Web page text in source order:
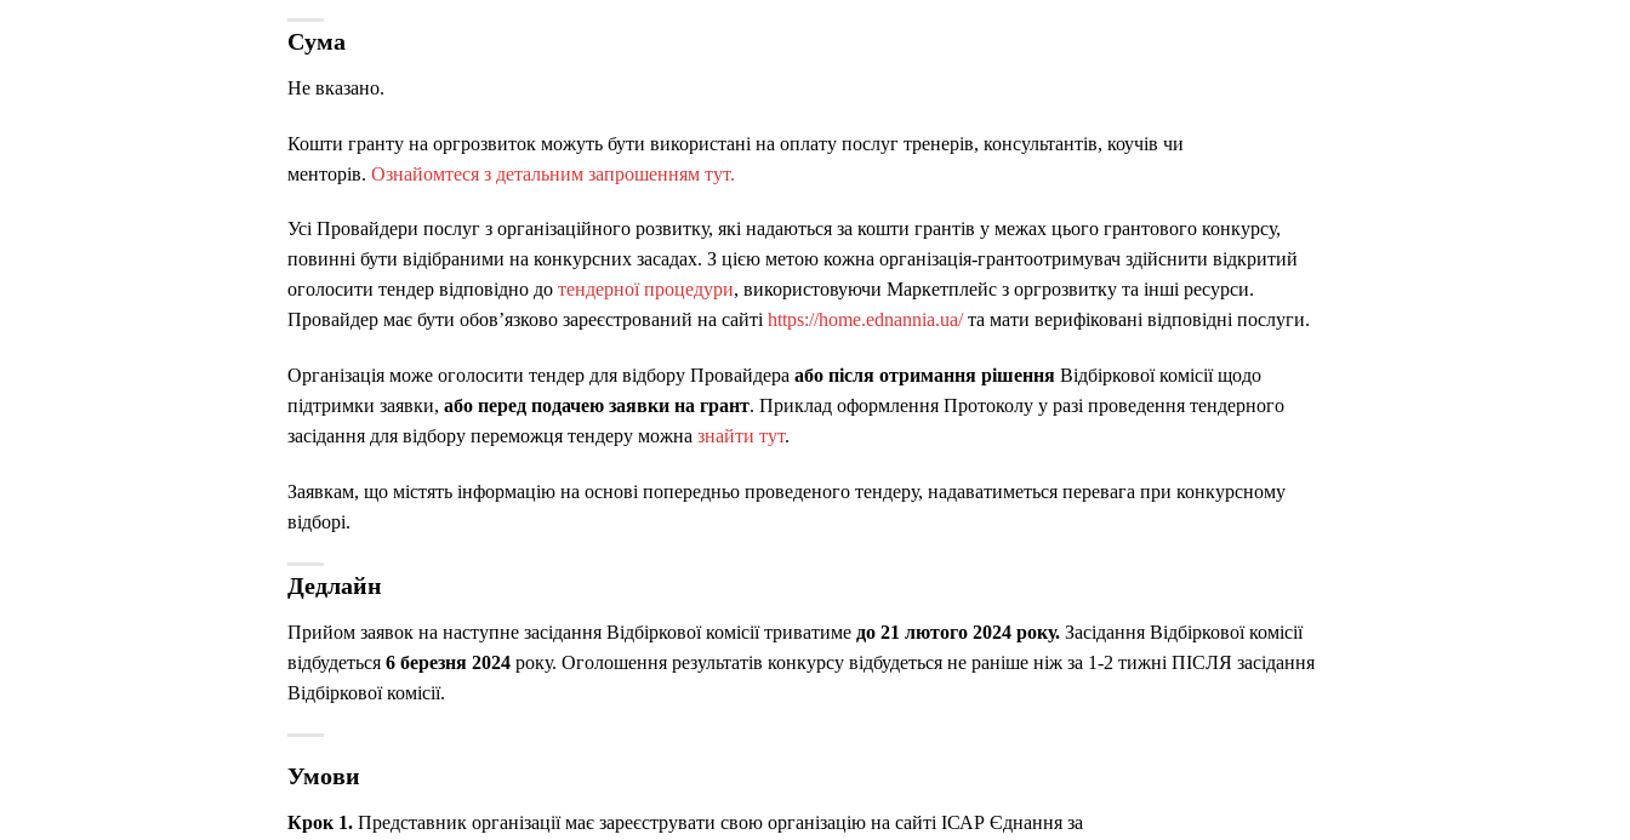
Сума
Не вказано.
Кошти гранту на оргрозвиток можуть бути використані на оплату послуг тренерів, консультантів, коучів чи
менторів. Ознайомтеся з детальним запрошенням тут.
Усі Провайдери послуг з організаційного розвитку, які надаються за кошти грантів у межах цього грантового конкурсу,
повинні бути відібраними на конкурсних засадах. З цією метою кожна організація-грантоотримувач здійснити відкритий
оголосити тендер відповідно до тендерної процедури, використовуючи Маркетплейс з оргрозвитку та інші ресурси.
Провайдер має бути обов’язково зареєстрований на сайті https://home.ednannia.ua/та мати верифіковані відповідні послуги.
Організація може оголосити тендер для відбору Провайдера або після отримання рішення Відбіркової комісії щодо
підтримки заявки, або перед подачею заявки на грант. Приклад оформлення Протоколу у разі проведення тендерного
засідання для відбору переможця тендеру можна знайти тут.
Заявкам, що містять інформацію на основі попередньо проведеного тендеру, надаватиметься перевага при конкурсному
відборі.
Дедлайн
Прийом заявок на наступне засідання Відбіркової комісії триватиме до 21 лютого 2024 року. Засідання Відбіркової комісії
відбудеться 6 березня 2024 року. Оголошення результатів конкурсу відбудеться не раніше ніж за 1-2 тижні ПІСЛЯ засідання
Відбіркової комісії.
Умови
Крок 1. Представник організації має зареєструвати свою організацію на сайті ІСАР Єднання за